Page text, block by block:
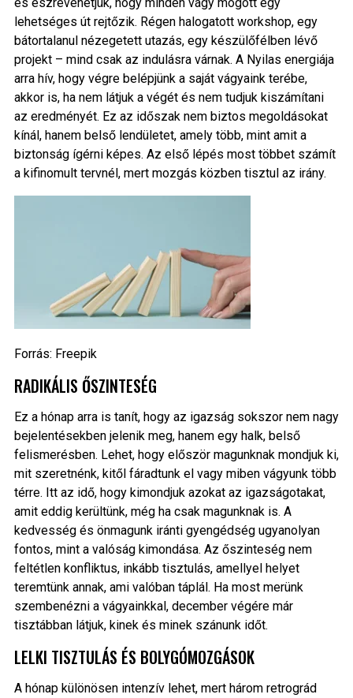
lehetséges út rejtőzik. Régen halogatott workshop, egy
bátortalanul nézegetett utazás, egy készülőfélben lévő
projekt – mind csak az indulásra várnak. A Nyilas energiája
arra hív, hogy végre belépjünk a saját vágyaink terébe,
akkor is, ha nem látjuk a végét és nem tudjuk kiszámítani
az eredményét. Ez az időszak nem biztos megoldásokat
kínál, hanem belső lendületet, amely több, mint amit a
biztonság ígérni képes. Az első lépés most többet számít
a kifinomult tervnél, mert mozgás közben tisztul az irány.
Forrás: Freepik
RADIKÁLIS ŐSZINTESÉG
Ez a hónap arra is tanít, hogy az igazság sokszor nem nagy
bejelentésekben jelenik meg, hanem egy halk, belső
felismerésben. Lehet, hogy először magunknak mondjuk ki,
mit szeretnénk, kitől fáradtunk el vagy miben vágyunk több
térre. Itt az idő, hogy kimondjuk azokat az igazságotakat,
amit eddig kerültünk, még ha csak magunknak is. A
kedvesség és önmagunk iránti gyengédség ugyanolyan
fontos, mint a valóság kimondása. Az őszinteség nem
feltétlen konfliktus, inkább tisztulás, amellyel helyet
teremtünk annak, ami valóban táplál. Ha most merünk
szembenézni a vágyainkkal, december végére már
tisztábban látjuk, kinek és minek szánunk időt.
LELKI TISZTULÁS ÉS BOLYGÓMOZGÁSOK
A hónap különösen intenzív lehet, mert három retrográd